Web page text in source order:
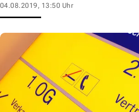
04.08.2019, 13:50 Uhr